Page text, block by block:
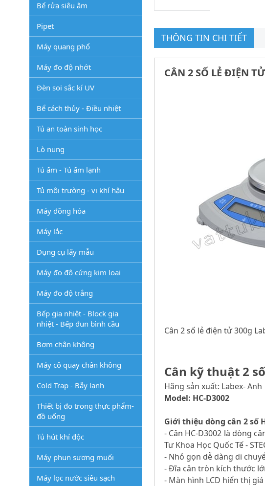
THÔNG TIN CHI TIẾT
CÂN 2 SỐ LẺ ĐIỆN
Cân 2 số lẻ điện tử 300g
Cân kỹ thuật 2
Hãng sản xuất: Labex- Anh
Model: HC-D3002
Giới thiệu dòng cân 2 số
- Cân HC-D3002 là dòng
Tư Khoa Học Quốc Tế -
- Nhỏ gọn dễ dàng di
- Đĩa cân tròn kích thước
- Màn hình LCD hiển thị
Bể rửa siêu âm
Pipet
Máy quang phổ
Máy đo độ nhớt
Đèn soi sắc kí UV
Bể cách thủy - Điều nhiệt
Tủ an toàn sinh học
Lò nung
Tủ ấm - Tủ ấm lạnh
Tủ môi trường - vi khí hậu
Máy đồng hóa
Máy lắc
Dụng cụ lấy mẫu
Máy đo độ cứng kim loại
Máy đo độ trắng
Bếp gia nhiệt - Block gia
nhiệt - Bếp đun bình cầu
Bơm chân không
Máy cô quay chân không
Cold Trap - Bẫy lạnh
Thiết bị đo trong thực phẩm-
đồ uống
Tủ hút khí độc
Máy phun sương muối
Máy lọc nước siêu sạch